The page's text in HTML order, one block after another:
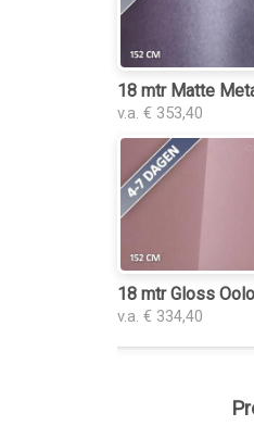
18 mtr Matte
v.a. € 353,40
18 mtr Gloss
v.a. € 334,40